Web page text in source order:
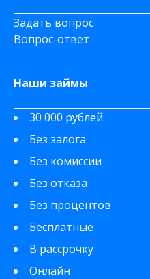
Задать вопрос
Вопрос-ответ
Наши займы
30 000 рублей
Без залога
Без комиссии
Без отказа
Без процентов
Бесплатные
В рассрочку
Онлайн